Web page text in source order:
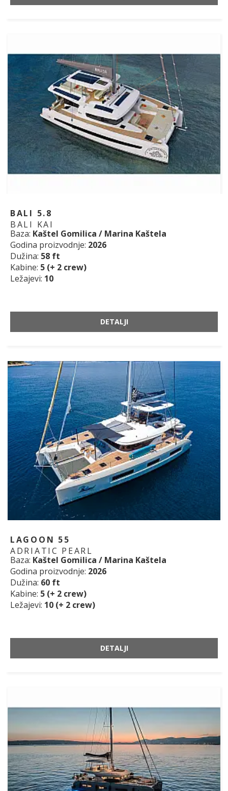
BALI 5.8
BALI KAI
Baza: Kaštel Gomilica / Marina Kaštela
Godina proizvodnje: 2026
Dužina: 58 ft
Kabine: 5 (+ 2 crew)
Ležajevi: 10
DETALJI
LAGOON 55
ADRIATIC PEARL
Baza: Kaštel Gomilica / Marina Kaštela
Godina proizvodnje: 2026
Dužina: 60 ft
Kabine: 5 (+ 2 crew)
Ležajevi: 10 (+ 2 crew)
DETALJI